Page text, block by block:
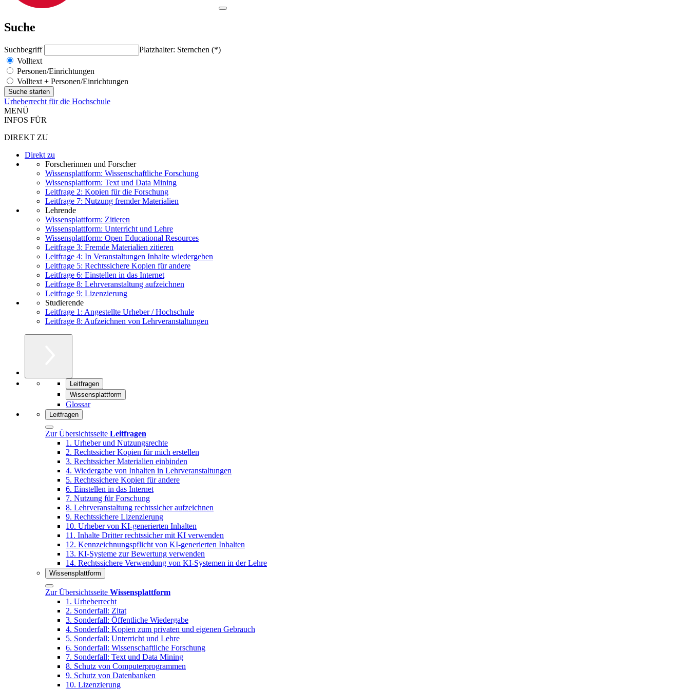
Suche
Suchbegriff
Platzhalter: Sternchen (*)
Volltext
Personen/Einrichtungen
Volltext + Personen/Einrichtungen
Urheberrecht für die Hochschule
MENÜ
INFOS FÜR
DIREKT ZU
Direkt zu
Forscherinnen und Forscher
Wissensplattform: Wissenschaftliche Forschung
Wissensplattform: Text und Data Mining
Leitfrage 2: Kopien für die Forschung
Leitfrage 7: Nutzung fremder Materialien
Lehrende
Wissensplattform: Zitieren
Wissensplattform: Unterricht und Lehre
Wissensplattform: Open Educational Resources
Leitfrage 3: Fremde Materialien zitieren
Leitfrage 4: In Veranstaltungen Inhalte wiedergeben
Leitfrage 5: Rechtssichere Kopien für andere
Leitfrage 6: Einstellen in das Internet
Leitfrage 8: Lehrveranstaltung aufzeichnen
Leitfrage 9: Lizenzierung
Studierende
Leitfrage 1: Angestellte Urheber / Hochschule
Leitfrage 8: Aufzeichnen von Lehrveranstaltungen
Leitfragen
Wissensplattform
Glossar
Leitfragen
Zur Übersichtsseite Leitfragen
1. Urheber und Nutzungsrechte
2. Rechtssicher Kopien für mich erstellen
3. Rechtssicher Materialien einbinden
4. Wiedergabe von Inhalten in Lehrveranstaltungen
5. Rechtssichere Kopien für andere
6. Einstellen in das Internet
7. Nutzung für Forschung
8. Lehrveranstaltung rechtssicher aufzeichnen
9. Rechtssichere Lizenzierung
10. Urheber von KI-generierten Inhalten
11. Inhalte Dritter rechtssicher mit KI verwenden
12. Kennzeichnungspflicht von KI-generierten Inhalten
13. KI-Systeme zur Bewertung verwenden
14. Rechtssichere Verwendung von KI-Systemen in der Lehre
Wissensplattform
Zur Übersichtsseite Wissensplattform
1. Urheberrecht
2. Sonderfall: Zitat
3. Sonderfall: Öffentliche Wiedergabe
4. Sonderfall: Kopien zum privaten und eigenen Gebrauch
5. Sonderfall: Unterricht und Lehre
6. Sonderfall: Wissenschaftliche Forschung
7. Sonderfall: Text und Data Mining
8. Schutz von Computerprogrammen
9. Schutz von Datenbanken
10. Lizenzierung